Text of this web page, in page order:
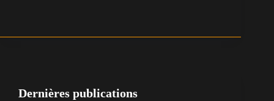
Dernières publications